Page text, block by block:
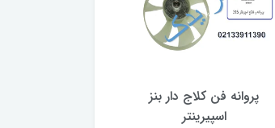
پروانه فن کلاج دار بنز
اسپیرینتر